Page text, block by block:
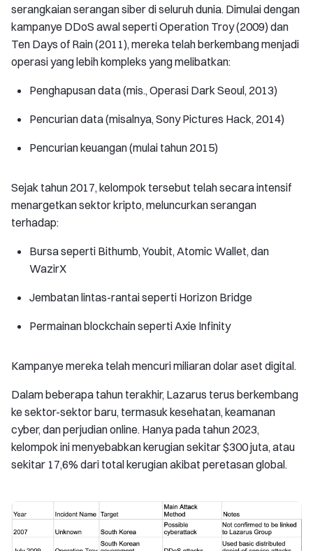
serangkaian serangan siber di seluruh dunia. Dimulai dengan
kampanye DDoS awal seperti Operation Troy (2009) dan
Ten Days of Rain (2011), mereka telah berkembang menjadi
operasi yang lebih kompleks yang melibatkan:
Penghapusan data (mis., Operasi Dark Seoul, 2013)
Pencurian data (misalnya, Sony Pictures Hack, 2014)
Pencurian keuangan (mulai tahun 2015)
Sejak tahun 2017, kelompok tersebut telah secara intensif
menargetkan sektor kripto, meluncurkan serangan
terhadap:
Bursa seperti Bithumb, Youbit, Atomic Wallet, dan
WazirX
Jembatan lintas-rantai seperti Horizon Bridge
Permainan blockchain seperti Axie Infinity
Kampanye mereka telah mencuri miliaran dolar aset digital.
Dalam beberapa tahun terakhir, Lazarus terus berkembang
ke sektor-sektor baru, termasuk kesehatan, keamanan
cyber, dan perjudian online. Hanya pada tahun 2023,
kelompok ini menyebabkan kerugian sekitar $300 juta, atau
sekitar 17,6% dari total kerugian akibat peretasan global.